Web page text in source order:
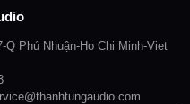
Phú Nhuận-Ho Chi Minh-Viet